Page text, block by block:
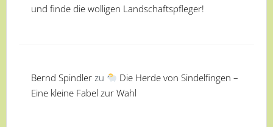
und finde die wolligen Landschaftspfleger!
Bernd Spindler zu
Die Herde von Sindelfingen –
Eine kleine Fabel zur Wahl